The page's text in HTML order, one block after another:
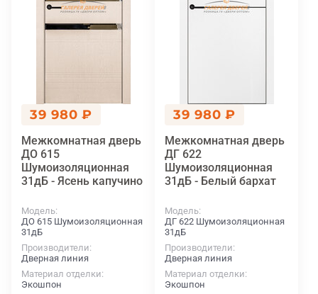
39 980 ₽
Межкомнатная дверь
ДO 615
Шумоизоляционная
31дБ - Ясень капучино
Модель
ДO 615 Шумоизоляционная
31дБ
Производители
Дверная линия
Материал отделки
Экошпон
39 980 ₽
Межкомнатная дверь
ДГ 622
Шумоизоляционная
31дБ - Белый бархат
Модель
ДГ 622 Шумоизоляционная
31дБ
Производители
Дверная линия
Материал отделки
Экошпон